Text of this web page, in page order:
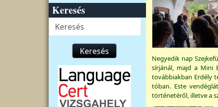
Keresés
Keresés
Keresés
Negyedik nap
sírjánál, majd a Mini
továbbiakban Erdély
tóban. Este
történetéről, illetve a